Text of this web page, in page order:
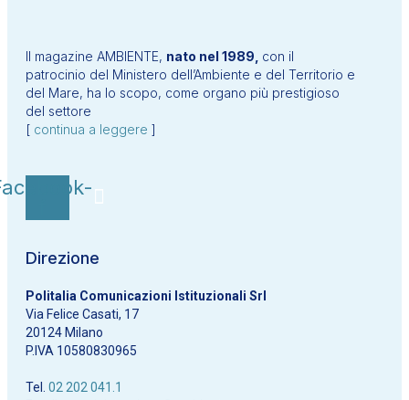
Il magazine AMBIENTE, nato nel 1989, con il
patrocinio del Ministero dell’Ambiente e del Territorio e
del Mare, ha lo scopo, come organo più prestigioso
del settore
[ continua a leggere ]
Direzione
Politalia Comunicazioni Istituzionali Srl
Via Felice Casati, 17
20124 Milano
P.IVA 10580830965
Tel. 02 202 041.1